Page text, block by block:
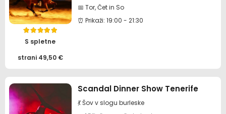
Ocenjeno
S spletne
strani 49,50 €
📅 Tor, Čet in So
⏰ Prikaži: 19:00 - 21:30
Scandal Dinner Show Tenerife
💃 Šov v slogu burleske